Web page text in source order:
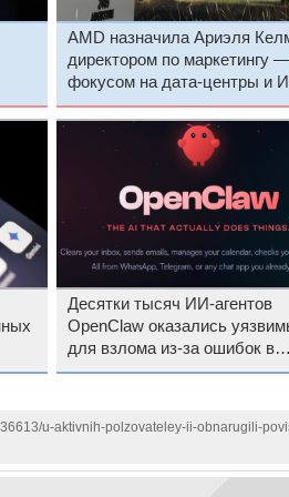
AMD назначила Ариэля
директором по маркетингу
фокусом на дата-центры и
Десятки тысяч ИИ-агентов
OpenClaw оказались
для взлома из-за ошибок в
настройках
u-aktivnih-polzovateley-ii-obnarugili-